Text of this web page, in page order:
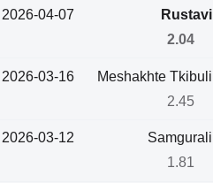
2026-04-07 Rustavi
2.04
2026-03-16 Meshakhte Tkibuli
2.45
2026-03-12 Samgurali
1.81